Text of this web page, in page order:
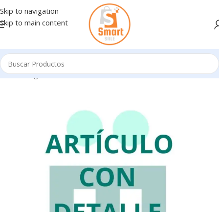
Skip to navigation
Skip to main content
Inicio/Ingresando